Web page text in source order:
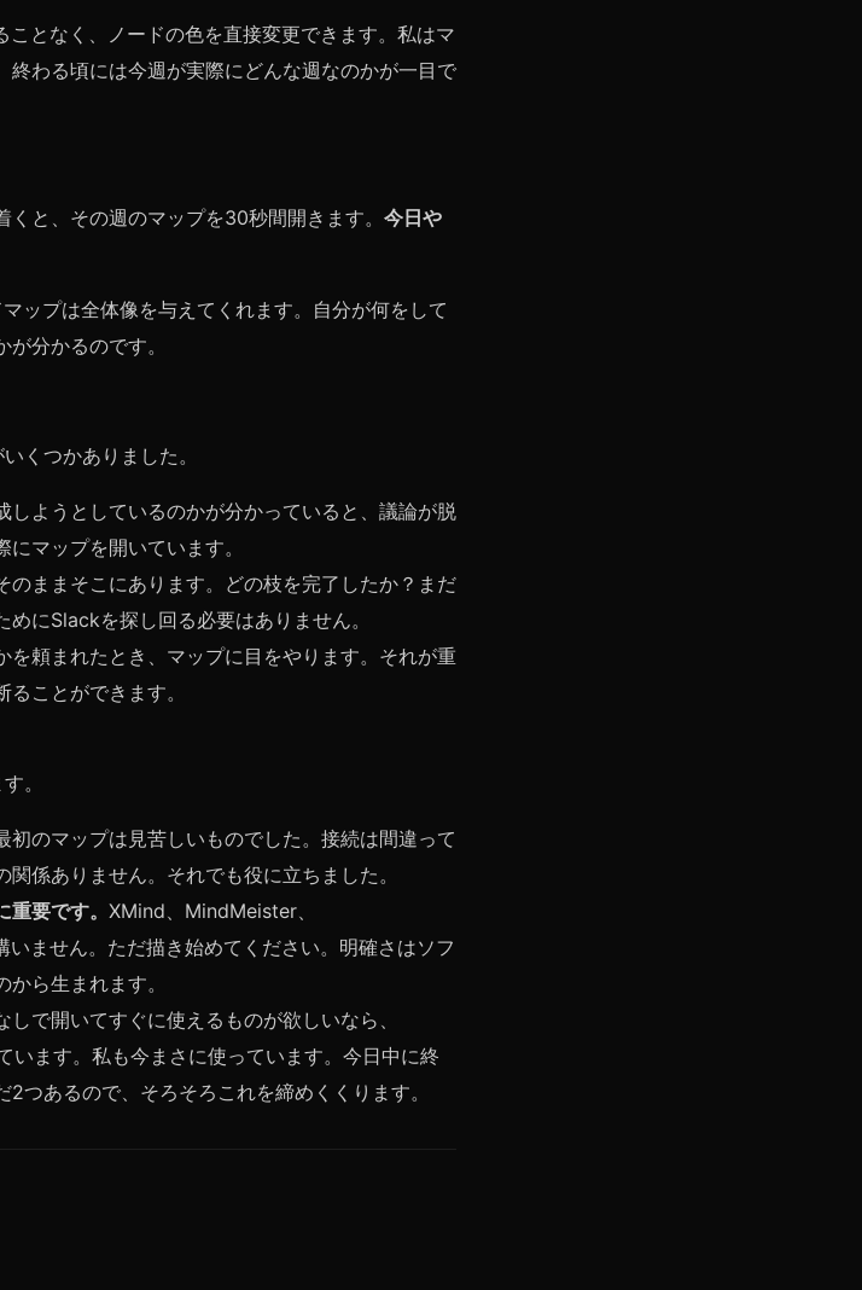
となく、ノードの色を直接変更できます。私はマ
終わる頃には今週が実際にどんな週なのかが一目で
と、その週のマップを30秒間開きます。 今日や
ップは全体像を与えてくれます。自分が何をして
分かるのです。
くつかありました。
しようとしているのかが分かっていると、議論が脱
マップを開いています。
のままそこにあります。どの枝を完了したか？まだ
にSlackを探し回る必要はありません。
を頼まれたとき、マップに目をやります。それが重
ことができます。
。
初のマップは見苦しいものでした。接続は間違って
係ありません。それでも役に立ちました。
要です。 XMind、MindMeister、
ません。ただ描き始めてください。明確さはソフ
ら生まれます。
で開いてすぐに使えるものが欲しいなら、
います。私も今まさに使っています。今日中に終
つあるので、そろそろこれを締めくくります。